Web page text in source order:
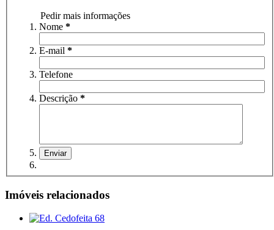
Pedir mais informações
Nome *
E-mail *
Telefone
Descrição *
Imóveis relacionados